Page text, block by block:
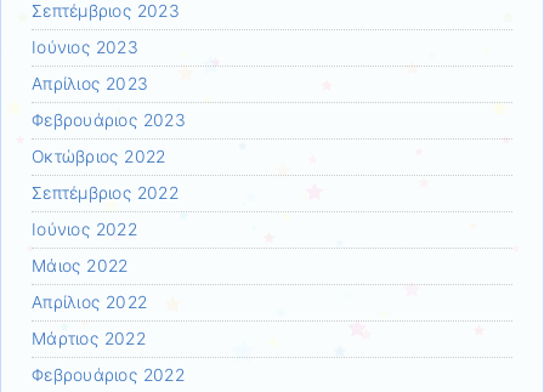
Σεπτέμβριος 2023
Ιούνιος 2023
Απρίλιος 2023
Φεβρουάριος 2023
Οκτώβριος 2022
Σεπτέμβριος 2022
Ιούνιος 2022
Μάιος 2022
Απρίλιος 2022
Μάρτιος 2022
Φεβρουάριος 2022